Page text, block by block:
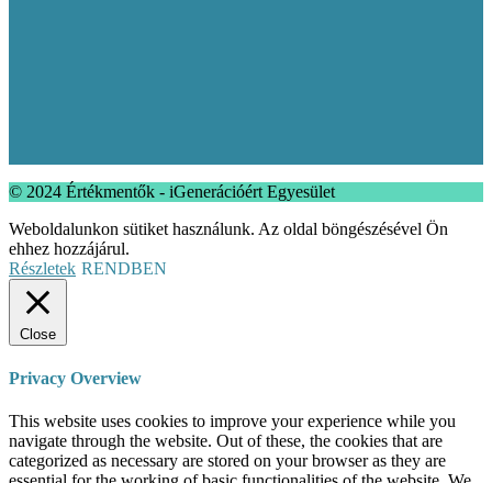
© 2024 Értékmentők - iGenerációért Egyesület
Weboldalunkon sütiket használunk. Az oldal böngészésével Ön
ehhez hozzájárul.
Részletek RENDBEN
Close
Privacy Overview
This website uses cookies to improve your experience while you
navigate through the website. Out of these, the cookies that are
categorized as necessary are stored on your browser as they are